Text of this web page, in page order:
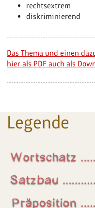
rechtsextrem
diskriminierend
Das Thema und einen
hier als PDF auch als
Legende